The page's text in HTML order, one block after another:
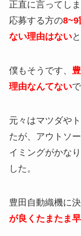
正直に言ってし
応募する方の8~9
ない理由はない
僕もそうです、
理由なんてないで
元々はマツダや
たが、アウトソ
イミングがかな
した。
豊田自動織機に
が良くたまたま